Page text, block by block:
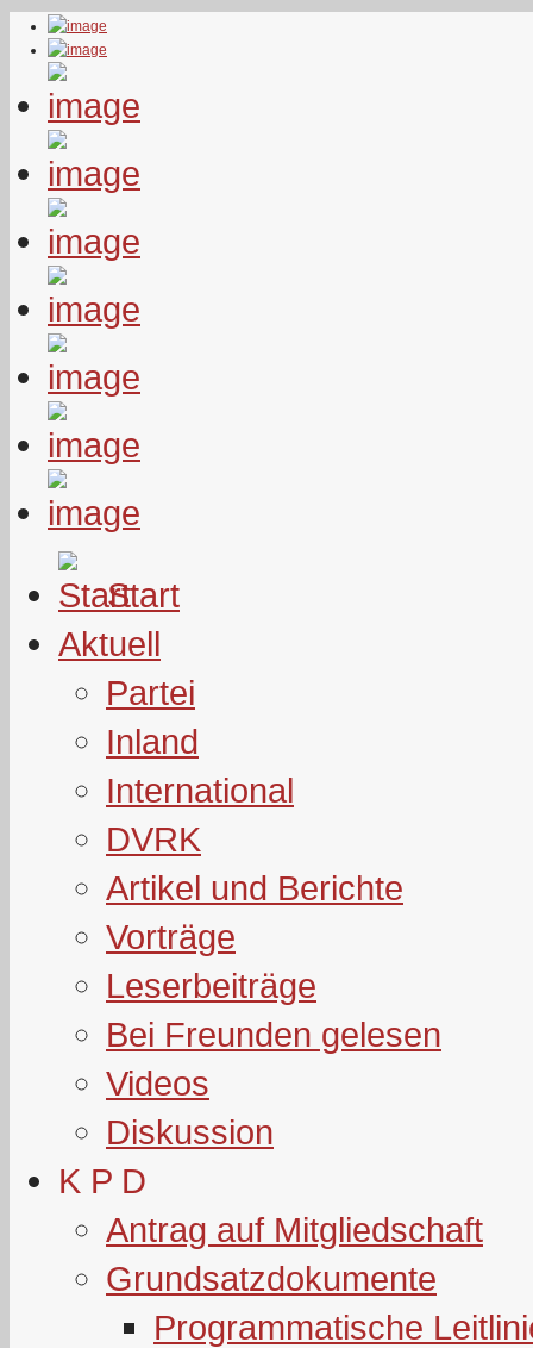
Start
Aktuell
Partei
Inland
International
DVRK
Artikel und Berichte
Vorträge
Leserbeiträge
Bei Freunden gelesen
Videos
Diskussion
K P D
Antrag auf Mitgliedschaft
Grundsatzdokumente
Programmatische